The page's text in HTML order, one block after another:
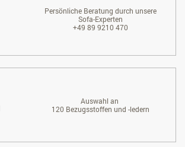
Persönliche Beratung durch unsere
Sofa-Experten
+49 89 9210 470
Auswahl an
120 Bezugsstoffen und -ledern